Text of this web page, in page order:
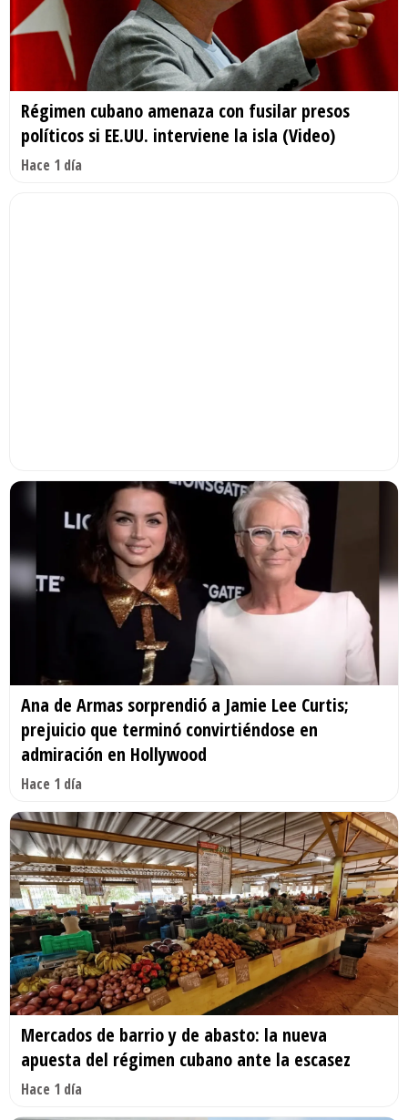
Régimen cubano amenaza con fusilar presos
políticos si EE.UU. interviene la isla (Video)
Hace 1 día
Ana de Armas sorprendió a Jamie Lee Curtis;
prejuicio que terminó convirtiéndose en
admiración en Hollywood
Hace 1 día
Mercados de barrio y de abasto: la nueva
apuesta del régimen cubano ante la escasez
Hace 1 día